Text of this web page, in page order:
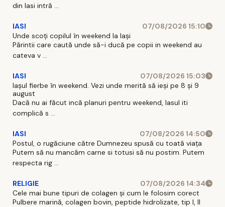
din Iasi intră ...
IASI
07/08/2026 15:10
Unde scoți copilul în weekend la Iași
Părintii care caută unde să-i ducă pe copii in weekend au
cateva v ...
IASI
07/08/2026 15:03
Iașul fierbe în weekend. Vezi unde merită să ieși pe 8 și 9
august
Dacă nu ai făcut incă planuri pentru weekend, Iasul iti
complică s ...
IASI
07/08/2026 14:50
Postul, o rugăciune către Dumnezeu spusă cu toată viața
Putem să nu mancăm carne si totusi să nu postim. Putem
respecta rig ...
RELIGIE
07/08/2026 14:34
Cele mai bune tipuri de colagen și cum le folosim corect
Pulbere marină, colagen bovin, peptide hidrolizate, tip I, II